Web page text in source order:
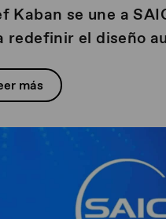
Kaban se une a
redefinir el diseño
más